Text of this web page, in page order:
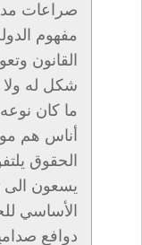
صراعات
مفهوم
القانون
شكل له
ما كان
أناس هم
الحقوق
يسعون الى
الأساسي
دوافع